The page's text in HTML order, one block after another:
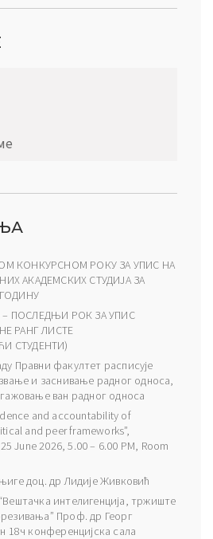
КОНКУРСНОМ РОКУ ЗА УПИС НА
АКАДЕМСКИХ СТУДИЈА ЗА
ПОСЛЕДЊИ РОК ЗА УПИС
РАНГ ЛИСТЕ
СТУДЕНТИ)
Правни факултет расписује
и заснивање радног односа,
ван радног односа
and accountability of
and peer frameworks”,
June 2026, 5.00 – 6.00 PM, Room
доц. др Лидије Живковић
интелигенција, тржиште
Проф. др Георг
18ч конференцијска сала